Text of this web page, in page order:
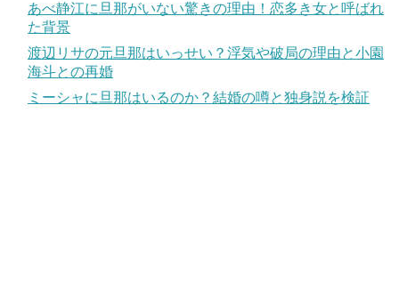
あべ静江に旦那がいない驚きの理由！恋多き女と呼ばれ
た背景
渡辺リサの元旦那はいっせい？浮気や破局の理由と小園
海斗との再婚
ミーシャに旦那はいるのか？結婚の噂と独身説を検証